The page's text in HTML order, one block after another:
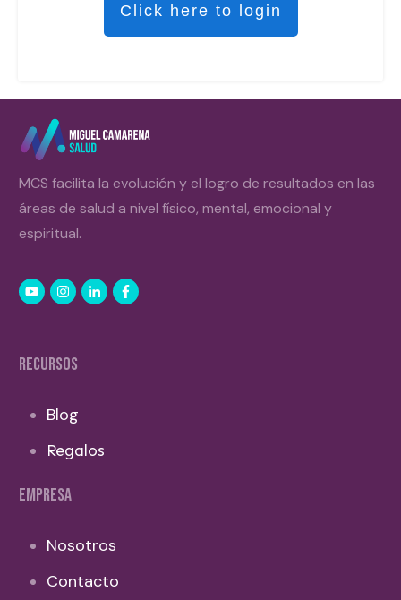
Click here to login
MCS facilita la evolución y el logro de resultados en las
áreas de salud a nivel físico, mental, emocional y
espiritual.
RECURSOS
Blog
Regalos
EMPRESA
Nosotros
Contacto